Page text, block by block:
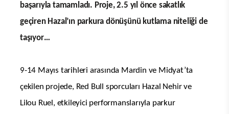
başarıyla tamamladı. Proje, 2.5 yıl önce sakatlık
geçiren Hazal’ın parkura dönüşünü kutlama niteliği de
taşıyor…
9-14 Mayıs tarihleri arasında Mardin ve Midyat’ta
çekilen projede, Red Bull sporcuları Hazal Nehir ve
Lilou Ruel, etkileyici performanslarıyla parkur